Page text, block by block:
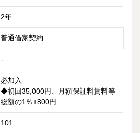
2年
普通借家契約
-
必加入
◆初回35,000円、月額保証料賃料等
総額の1％+800円
101